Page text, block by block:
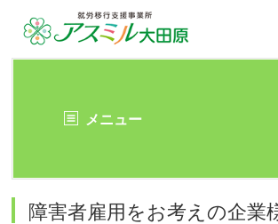
メニュー
障害者雇用をお考えの企業